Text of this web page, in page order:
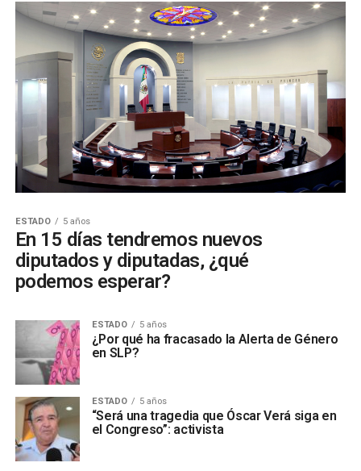
ESTADO 5 años
En 15 días tendremos nuevos
diputados y diputadas, ¿qué
podemos esperar?
ESTADO 5 años
¿Por qué ha fracasado la Alerta de Género
en SLP?
ESTADO 5 años
“Será una tragedia que Óscar Verá siga en
el Congreso”: activista